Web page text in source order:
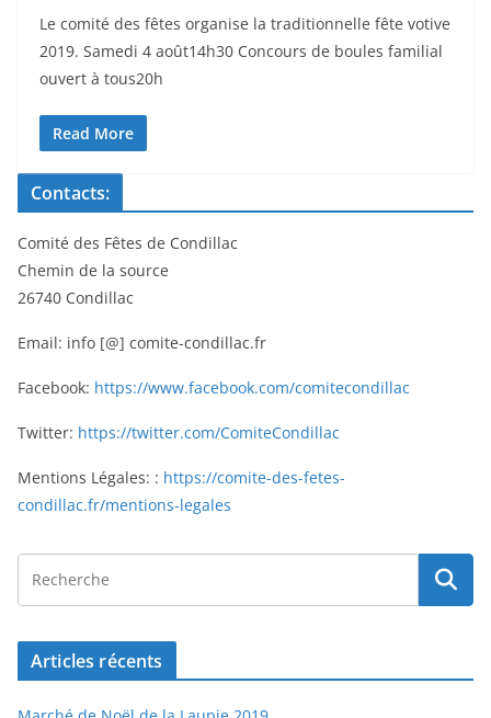
Le comité des fêtes organise la traditionnelle fête votive
2019. Samedi 4 août14h30 Concours de boules familial
ouvert à tous20h
Read More
Contacts:
Comité des Fêtes de Condillac
Chemin de la source
26740 Condillac
Email: info [@] comite-condillac.fr
Facebook: https://www.facebook.com/comitecondillac
Twitter: https://twitter.com/ComiteCondillac
Mentions Légales: : https://comite-des-fetes-
condillac.fr/mentions-legales
Articles récents